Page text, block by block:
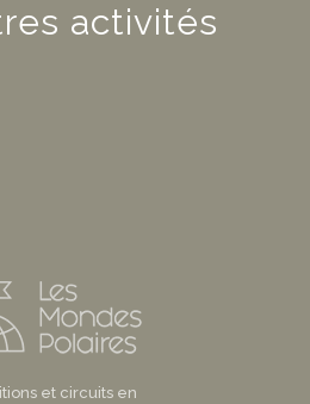
activités
et circuits en